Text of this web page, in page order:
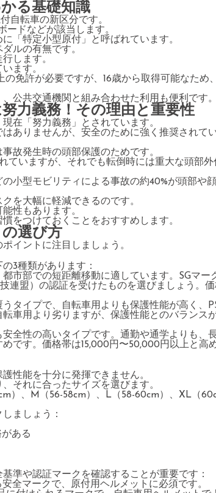
る基礎知識
自転車の新区分です。
ドなどが該当します。
「特定小型原付」と呼ばれています。
ルの有無です。
します。
ます。
免許が必要ですが、16歳から取得可能なため
公共交通機関と組み合わせた利用も便利です。
力義務！その理由と重要性
在「努力義務」とされています。
ありませんが、安全のために強く推奨されて
故発生時の頭部保護のためです。
ていますが、それでも転倒時には重大な頭部外
小型モビリティによる事故の約40%が頭部や
を大幅に軽減できるのです。
性もあります。
をつけておくことをおすすめします。
選び方
イントに注目しましょう。
3種類があります：
市部での短距離移動に適しています。SGマー
連盟）の認証を受けたものを選びましょう。
うタイプで、自転車用よりも保護性能が高く、
車用より劣りますが、保護性能とのバランス
安全性の高いタイプです。通勤や通学よりも、
です。価格帯は15,000円〜50,000円以上と高
性能を十分に発揮できません。
それに合ったサイズを選びます。
）、M（56-58cm）、L（58-60cm）、XL（
ましょう：
ある
準や認証マークを確認することが重要です：
全マークで、原付用ヘルメットに必須です。